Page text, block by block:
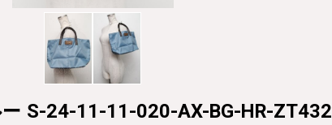
S-24-11-11-020-AX-BG-HR-ZT432